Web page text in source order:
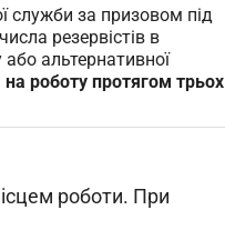
служби за призовом під
резервістів в
альтернативної
роботу протягом трьох
роботи. При